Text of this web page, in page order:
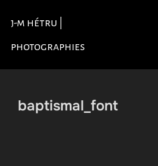
contenu
j-m hétru |
photographies
baptismal_font